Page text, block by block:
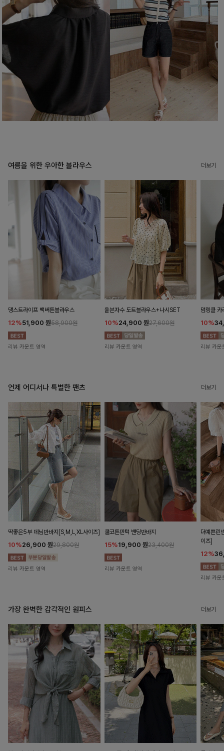
여름을 위한 우아한 블라우스 더보기
댕스트라이프 백버튼블라우스
12%51,900 원58,900원
리뷰 카운트 영역
율븐자수 도트블라우스+나시SET
10%24,900 원27,600원
리뷰 카운트 영역
덤링클 카
10%
리뷰 카운
언제 어디서나 특별한 팬츠 더보기
딱좋은5부 데님반바지[S,M,L,XL사이즈]
10%26,900 원29,800원
리뷰 카운트 영역
쿨코튼핀턱 밴딩반바지
15%19,900 원23,400원
리뷰 카운트 영역
더예쁜린
이즈]
12%
리뷰 카운
가장 완벽한 감각적인 원피스 더보기